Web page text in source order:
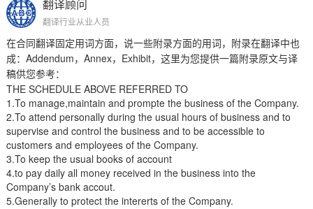
翻译顾问
翻译行业从业人员
在合同翻译固定用词方面，说一些附录方面的用词，附录在翻译中也
成： Addendum ， Annex， Exhibit，这里为您提供一篇附录原文与译
稿供您参考：
THE SCHEDULE ABOVE REFERRED TO
1.To manage,maintain and prompte the business of the Company.
2.To attend personally during the usual hours of business and to
supervise and control the business and to be accessible to
customers and employees of the Company.
3.To keep the usual books of account
4.to pay daily all money received in the business into the
Company’s bank accout.
5.Generally to protect the intererts of the Company.